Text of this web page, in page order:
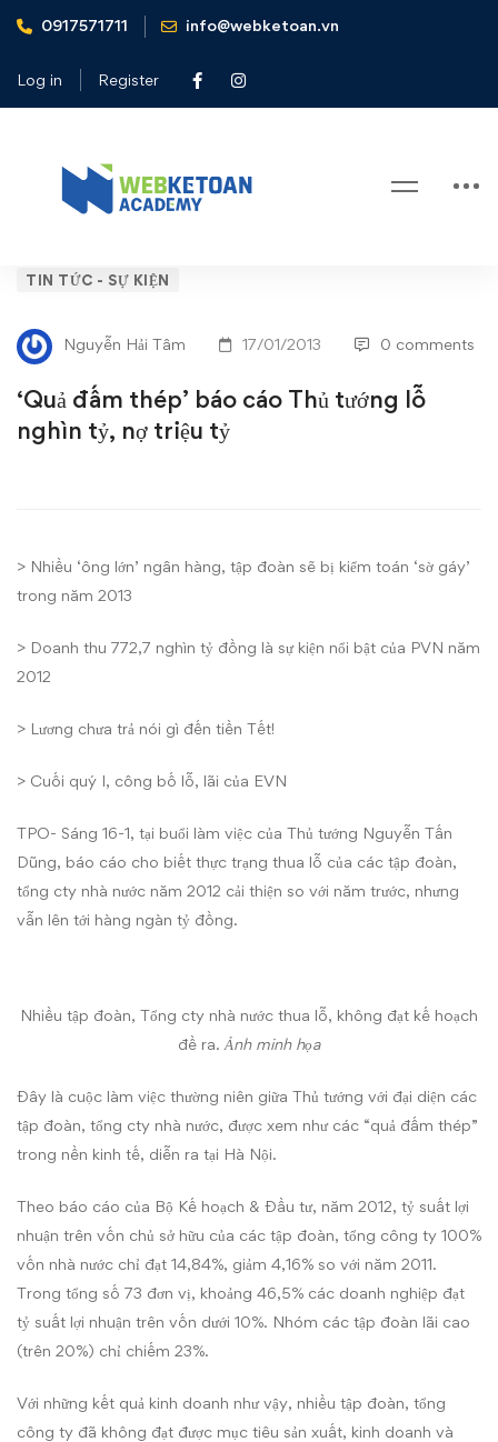
0917571711 info@webketoan.vn
Log in Register
Home
Tin tức - Sự kiện
‘Quả
đấm
thép’
báo
tướng
lỗ
nghìn
tỷ,
nợ
triệu
tỷ
TIN TỨC - SỰ KIỆN
Nguyễn Hải Tâm 17/01/2013 0 comments
‘Quả đấm thép’ báo cáo Thủ tướng lỗ
nghìn tỷ, nợ triệu tỷ
> Nhiều ‘ông lớn’ ngân hàng, tập đoàn sẽ bị kiểm toán ‘sờ gáy’
trong năm 2013
> Doanh thu 772,7 nghìn tỷ đồng là sự kiện nổi bật của PVN năm
2012
> Lương chưa trả nói gì đến tiền Tết!
> Cuối quý I, công bố lỗ, lãi của EVN
TPO- Sáng 16-1, tại buổi làm việc của Thủ tướng Nguyễn Tấn
Dũng, báo cáo cho biết thực trạng thua lỗ của các tập đoàn,
tổng cty nhà nước năm 2012 cải thiện so với năm trước, nhưng
vẫn lên tới hàng ngàn tỷ đồng.
Nhiều tập đoàn, Tổng cty nhà nước thua lỗ, không đạt kế hoạch
đề ra. Ảnh minh họa
Đây là cuộc làm việc thường niên giữa Thủ tướng với đại diện các
tập đoàn, tổng cty nhà nước, được xem như các “quả đấm thép”
trong nền kinh tế, diễn ra tại Hà Nội.
Theo báo cáo của Bộ Kế hoạch & Đầu tư, năm 2012, tỷ suất lợi
nhuận trên vốn chủ sở hữu của các tập đoàn, tổng công ty 100%
vốn nhà nước chỉ đạt 14,84%, giảm 4,16% so với năm 2011.
Trong tổng số 73 đơn vị, khoảng 46,5% các doanh nghiệp đạt
tỷ suất lợi nhuận trên vốn dưới 10%. Nhóm các tập đoàn lãi cao
(trên 20%) chỉ chiếm 23%.
Với những kết quả kinh doanh như vậy, nhiều tập đoàn, tổng
công ty đã không đạt được mục tiêu sản xuất, kinh doanh và